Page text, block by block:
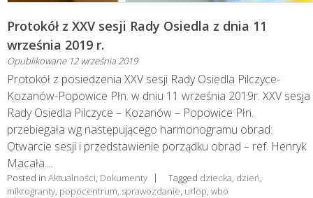
Protokół z XXV sesji Rady Osiedla z dnia 11
września 2019 r.
Opublikowane 12 września 2019
Protokół z posiedzenia XXV sesji Rady Osiedla Pilczyce-
Kozanów-Popowice Płn. w dniu 11 września 2019r. XXV sesja
Rady Osiedla Pilczyce – Kozanów – Popowice Płn.
przebiegała wg następującego harmonogramu obrad:
Otwarcie sesji i przedstawienie porządku obrad – ref. Henryk
Macała....
Posted in Aktualności Dokumenty Tagged dziecka dzień
mikrogranty popocentrum sprawozdanie urlop wbo